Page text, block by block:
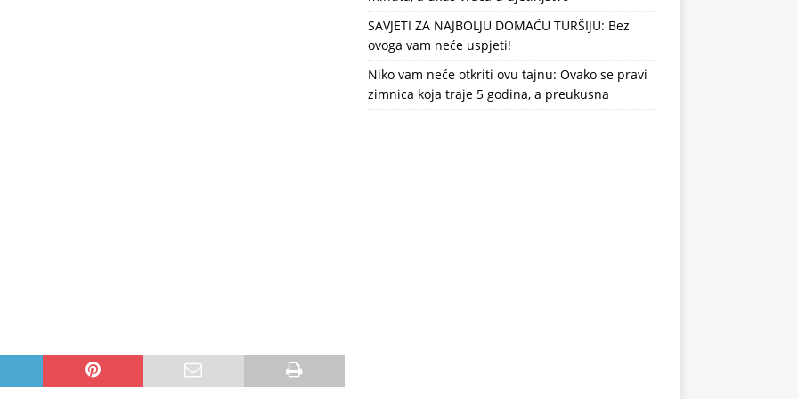
SAVJETI ZA NAJBOLJU DOMAĆU TURŠIJU: Bez
ovoga vam neće uspjeti!
Niko vam neće otkriti ovu tajnu: Ovako se pravi
zimnica koja traje 5 godina, a preukusna